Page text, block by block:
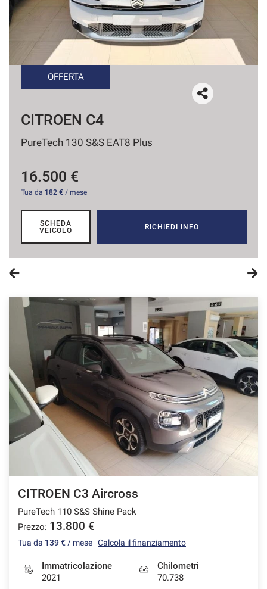
CONTATTI
AREA COMMERCIANTI
OFFERTA
CITROEN C4
PureTech 130 S&S EAT8 Plus
16.500 €
Tua da 182 € / mese
SCHEDA
VEICOLO
RICHIEDI INFO
CITROEN C3 Aircross
PureTech 110 S&S Shine Pack
Prezzo: 13.800 €
Tua da 139 € / mese Calcola il finanziamento
Immatricolazione
2021
Chilometri
70.738
tracciamento
che
le
funzionalità
attività
seguito
Per
ottenere
maggiori
sull'utilità
sul
di
questi
tracciamento
rimanda
alla
cookie
policy.
Puoi
rivedere
e
modificare
le
tue
momento.
Cookie necessari